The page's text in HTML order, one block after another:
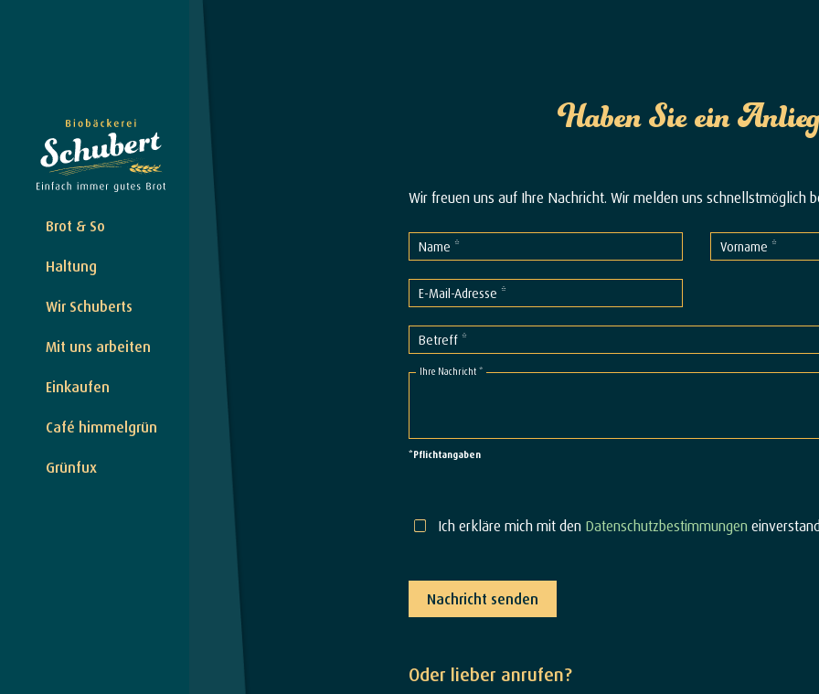
Brot & So
Haltung
Wir Schuberts
Mit uns arbeiten
Einkaufen
Café himmelgrün
Grünfux
Haben Sie ein
Wir freuen uns auf Ihre Nachricht. Wir melden uns schnellstmöglich
Name * Vorname *
E-Mail-Adresse *
Betreff *
Ihre Nachricht *
*Pflichtangaben
Ich erkläre mich mit den Datenschutzbestimmungen
Nachricht senden
Oder lieber anrufen?